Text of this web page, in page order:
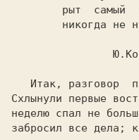
Итак, разговор
Схлынули первые
неделю спал не
забросил все дела;